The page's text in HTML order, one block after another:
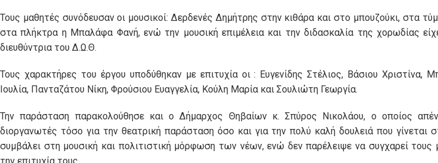
Τους μαθητές συνόδευσαν οι μουσικοί: Δερδενές Δημήτρης στην κιθάρα και στο μπουζούκι, στα
στα πλήκτρα η Μπαλάφα Φανή, ενώ την μουσική επιμέλεια και την διδασκαλία της χορωδίας
διευθύντρια του Δ.Ω.Θ.
Τους χαρακτήρες του έργου υποδύθηκαν με επιτυχία οι : Ευγενίδης Στέλιος, Βάσιου Χριστίνα,
Ιουλία, Πανταζάτου Νίκη, Φρούσιου Ευαγγελία, Κούλη Μαρία και Σουλιώτη Γεωργία.
Την παράσταση παρακολούθησε και ο Δήμαρχος Θηβαίων κ. Σπύρος Νικολάου, ο οποίος
διοργανωτές τόσο για την θεατρική παράσταση όσο και για την πολύ καλή δουλειά που γίνεται
συμβάλει στη μουσική και πολιτιστική μόρφωση των νέων, ενώ δεν παρέλειψε να συγχαρεί τους
την επιτυχία τους.